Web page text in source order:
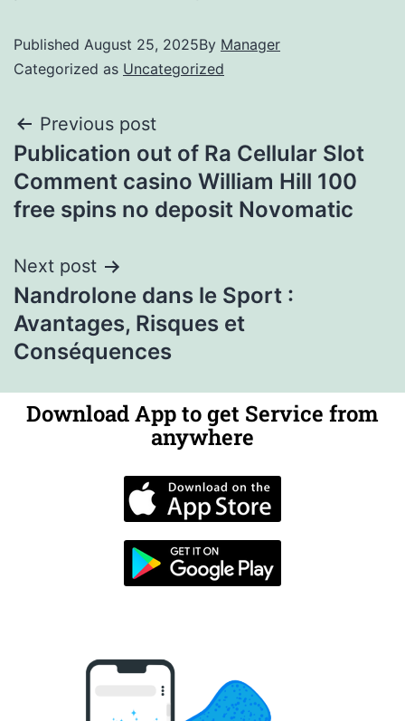
Published August 25, 2025By Manager
Categorized as Uncategorized
Previous post
Publication out of Ra Cellular Slot
Comment casino William Hill 100
free spins no deposit Novomatic
Next post
Nandrolone dans le Sport :
Avantages, Risques et
Conséquences
Download App to get Service from
anywhere